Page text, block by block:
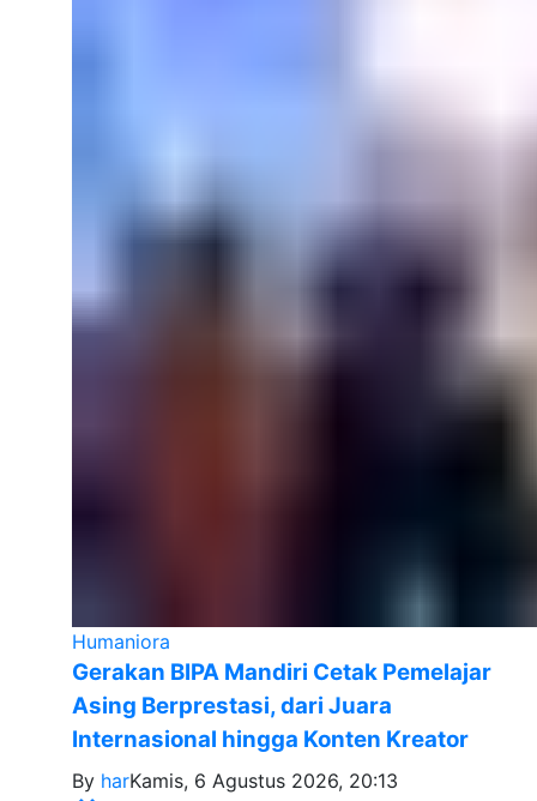
Humaniora
Gerakan BIPA Mandiri Cetak Pemelajar
Asing Berprestasi, dari Juara
Internasional hingga Konten Kreator
By harKamis, 6 Agustus 2026, 20:13